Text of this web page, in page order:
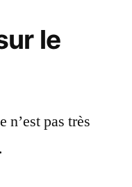
le
n’est pas très